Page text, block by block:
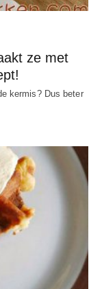
ze met
kermis? Dus beter